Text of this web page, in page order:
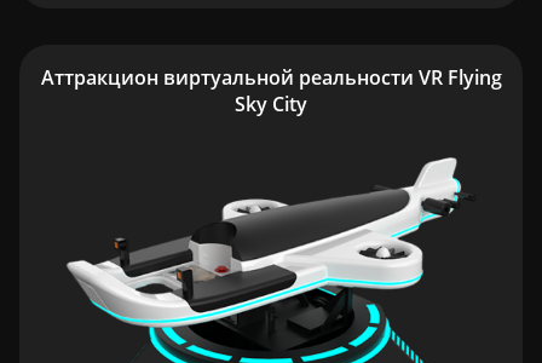
Аттракцион виртуальной реальности VR Flying
Sky City